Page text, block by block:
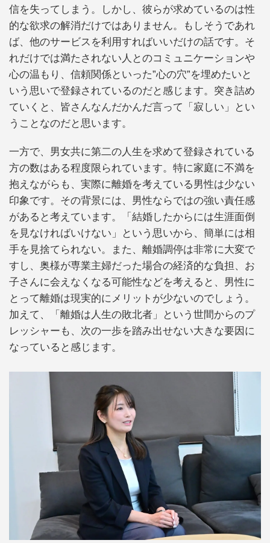
信を失ってしまう。しかし、彼らが求めているのは性
的な欲求の解消だけではありません。もしそうであれ
ば、他のサービスを利用すればいいだけの話です。そ
れだけでは満たされない人とのコミュニケーションや
心の温もり、信頼関係といった”心の穴”を埋めたいと
いう思いで登録されているのだと感じます。突き詰め
ていくと、皆さんなんだかんだ言って「寂しい」とい
うことなのだと思います。
一方で、男女共に第二の人生を求めて登録されている
方の数はある程度限られています。特に家庭に不満を
抱えながらも、実際に離婚を考えている男性は少ない
印象です。その背景には、男性ならではの強い責任感
があると考えています。「結婚したからには生涯面倒
を見なければいけない」という思いから、簡単には相
手を見捨てられない。また、離婚調停は非常に大変で
すし、奥様が専業主婦だった場合の経済的な負担、お
子さんに会えなくなる可能性などを考えると、男性に
とって離婚は現実的にメリットが少ないのでしょう。
加えて、「離婚は人生の敗北者」という世間からのプ
レッシャーも、次の一歩を踏み出せない大きな要因に
なっていると感じます。